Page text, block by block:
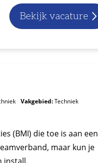
Bekijk vacature
Vakgebied:Techniek
(BMI) die toe is aan een
maar kun je